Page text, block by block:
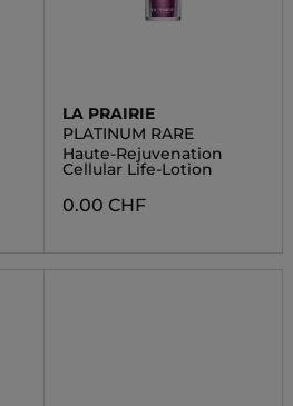
LA PRAIRIE
PLATINUM RARE
Haute-Rejuvenation
Cellular Life-Lotion
0.00 CHF